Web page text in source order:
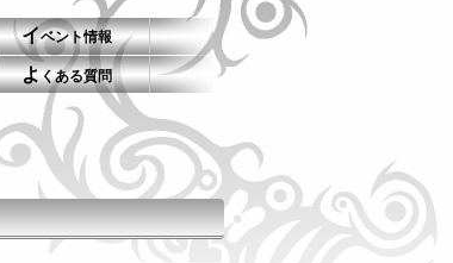
イベント情報
よ くある質問